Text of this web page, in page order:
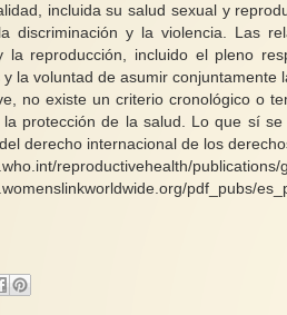
incluida su salud sexual y
discriminación y la violencia. Las
la reproducción, incluido el pleno
y la voluntad de asumir
no existe un criterio cronológico o
protección de la salud. Lo que sí
derecho internacional de los
reproductivehealth/
pdf_pubs/